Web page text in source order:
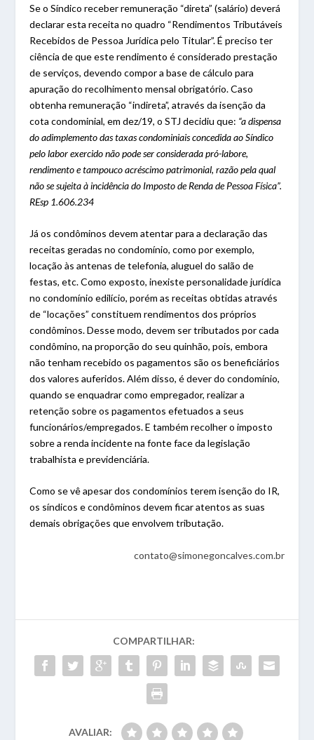
Se o Síndico receber remuneração “direta” (salário) deverá
declarar esta receita no quadro “Rendimentos Tributáveis
Recebidos de Pessoa Jurídica pelo Titular”. É preciso ter
ciência de que este rendimento é considerado prestação
de serviços, devendo compor a base de cálculo para
apuração do recolhimento mensal obrigatório. Caso
obtenha remuneração “indireta”, através da isenção da
cota condominial, em dez/19, o STJ decidiu que: “a dispensa
do adimplemento das taxas condominiais concedida ao Síndico
pelo labor exercido não pode ser considerada pró-labore,
rendimento e tampouco acréscimo patrimonial, razão pela qual
não se sujeita à incidência do Imposto de Renda de Pessoa Física”.
REsp 1.606.234
Já os condôminos devem atentar para a declaração das
receitas geradas no condomínio, como por exemplo,
locação às antenas de telefonia, aluguel do salão de
festas, etc. Como exposto, inexiste personalidade jurídica
no condomínio edilício, porém as receitas obtidas através
de “locações” constituem rendimentos dos próprios
condôminos. Desse modo, devem ser tributados por cada
condômino, na proporção do seu quinhão, pois, embora
não tenham recebido os pagamentos são os beneficiários
dos valores auferidos. Além disso, é dever do condomínio,
quando se enquadrar como empregador, realizar a
retenção sobre os pagamentos efetuados a seus
funcionários/empregados. E também recolher o imposto
sobre a renda incidente na fonte face da legislação
trabalhista e previdenciária.
Como se vê apesar dos condomínios terem isenção do IR,
os síndicos e condôminos devem ficar atentos as suas
demais obrigações que envolvem tributação.
contato@simonegoncalves.com.br
COMPARTILHAR:
AVALIAR: